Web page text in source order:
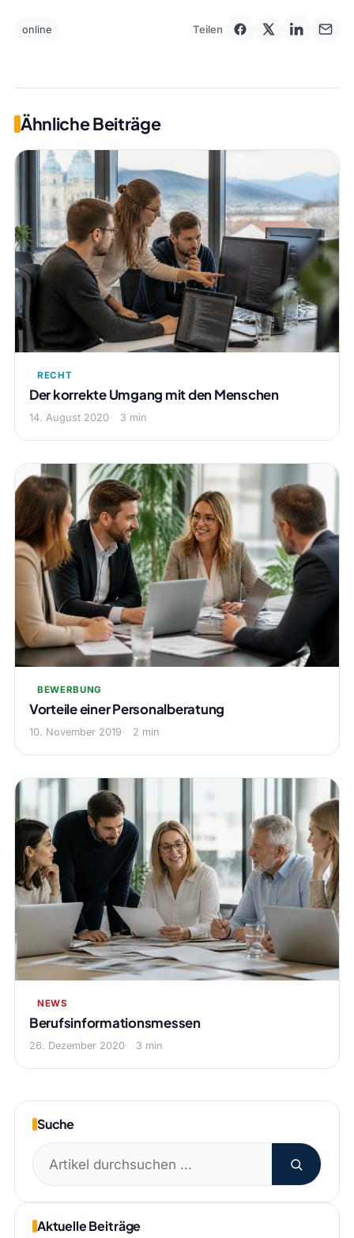
online Teilen
Ähnliche Beiträge
RECHT
Der korrekte Umgang mit den Menschen
14. August 2020 3 min
BEWERBUNG
Vorteile einer Personalberatung
10. November 2019 2 min
NEWS
Berufsinformationsmessen
26. Dezember 2020 3 min
Suche
Suchen
nach:
Aktuelle Beiträge